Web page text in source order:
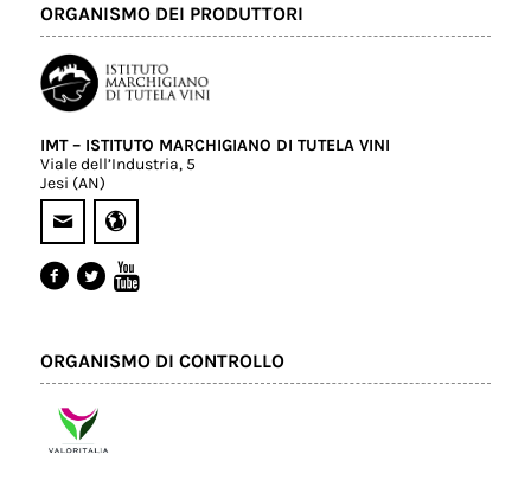
ORGANISMO DEI PRODUTTORI
IMT – ISTITUTO MARCHIGIANO DI TUTELA VINI
Viale dell’Industria, 5
Jesi (AN)
ORGANISMO DI CONTROLLO